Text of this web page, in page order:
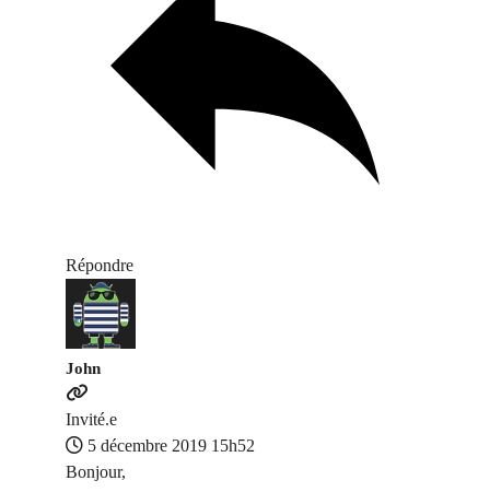
Répondre
John
Invité.e
5 décembre 2019 15h52
Bonjour,